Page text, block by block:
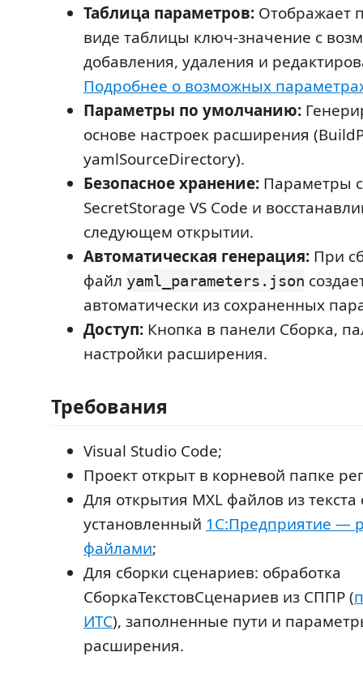
Таблица параметров: Отображает
виде таблицы ключ-значение с
добавления, удаления и
Подробнее о возможных
Параметры по умолчанию:
основе настроек расширения
yamlSourceDirectory).
Безопасное хранение: Параметры
SecretStorage VS Code и
следующем открытии.
Автоматическая генерация: При
файл yaml_parameters.json
автоматически из сохраненных
Доступ: Кнопка в панели Сборка,
настройки расширения.
Требования
Visual Studio Code;
Проект открыт в корневой папке
Для открытия MXL файлов из
установленный 1С:Предприятие —
файлами;
Для сборки сценариев: обработка
СборкаТекстовСценариев из СППР (
ИТС), заполненные пути и
расширения.